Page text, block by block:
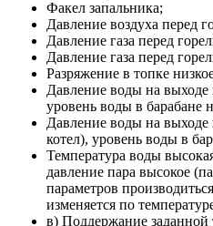
Факел запальника;
Давление воздуха перед
Давление газа перед
Давление газа перед
Разряжение в топке
Давление воды на выходе
уровень воды в барабане
Давление воды на
котел), уровень воды в
Температура воды
давление пара высокое
параметров
изменяется по
в) Поддержание заданной